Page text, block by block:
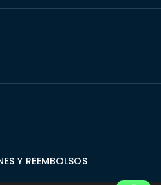
Y REEMBOLSOS